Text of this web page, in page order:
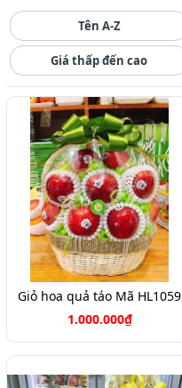
Tên A-Z
Giá thấp đến cao
Giỏ hoa quả táo Mã HL1059
1.000.000₫